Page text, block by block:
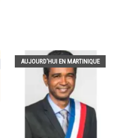
AUJOURD'HUI EN MARTINIQUE